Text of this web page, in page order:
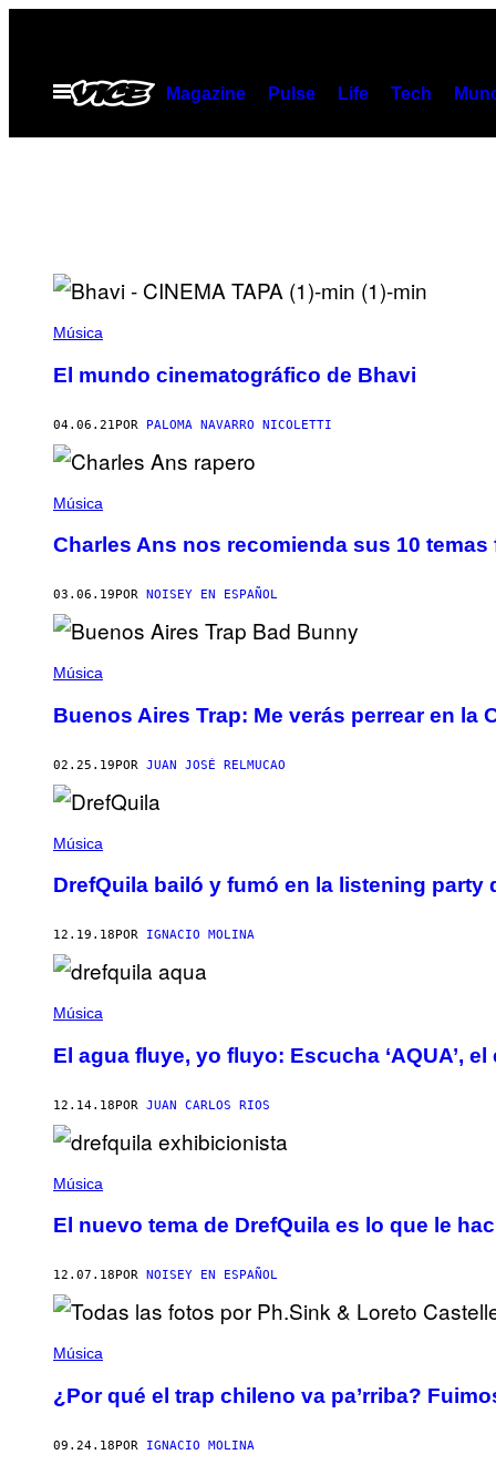
contenido
Abrir
Menú
Magazine Pulse Life Tech
Música
El mundo cinematográfico de Bhavi
04.06.21 POR PALOMA NAVARRO NICOLETTI
Música
Charles Ans nos recomienda sus 10
03.06.19 POR NOISEY EN ESPAÑOL
Música
Buenos Aires Trap: Me verás perrear en la
02.25.19POR JUAN JOSÉ RELMUCAO
Música
DrefQuila bailó y fumó en la listening party
12.19.18 POR IGNACIO MOLINA
Música
El agua fluye, yo fluyo: Escucha ‘AQUA’,
12.14.18POR JUAN CARLOS RIOS
Música
El nuevo tema de DrefQuila es lo que le
12.07.18 POR NOISEY EN ESPAÑOL
Música
¿Por qué el trap chileno va pa’rriba?
09.24.18POR IGNACIO MOLINA